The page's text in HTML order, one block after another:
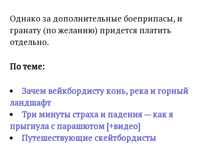
Однако за дополнительные боеприпасы, и
гранату (по желанию) придется платить
отдельно.
По теме:
Зачем вейкбордисту конь, река и горный
ландшафт
Три минуты страха и падения — как я
прыгнула с парашютом [+видео]
Путешествующие скейтбордисты